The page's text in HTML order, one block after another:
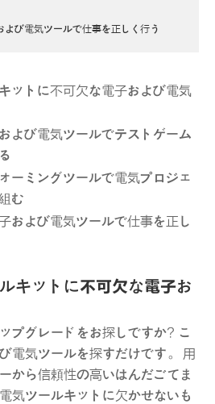
び電気ツールで仕事を正しく行う
ットに不可欠な電子および電気
よび電気ツールでテストゲーム
ーミングツールで電気プロジェ
む
および電気ツールで仕事を正し
キットに不可欠な電子お
プグレードをお探しですか? こ
電気ツールを探すだけです。 用
から信頼性の高いはんだごてま
気ツールキットに欠かせないも